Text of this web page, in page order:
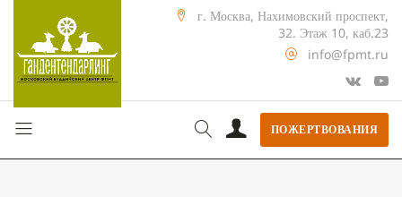
г. Москва, Нахимовский проспект,
32. Этаж 10, каб.23
info@fpmt.ru
ПОЖЕРТВОВАНИЯ